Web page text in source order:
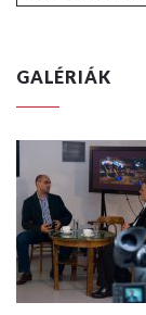
GALÉRIÁK